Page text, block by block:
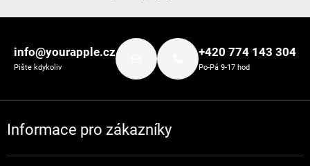
info@yourapple.cz
Pište kdykoliv
+420 774 143 304
Po-Pá 9-17 hod
Informace pro zákazníky